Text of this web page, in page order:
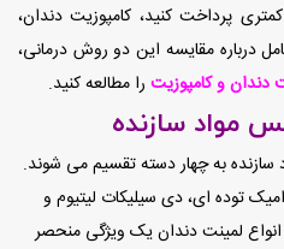
پرداخت کنید، کامپوزیت دندان،
درباره مقایسه این دو روش درمانی،
دندان و کامپوزیت را مطالعه کنید.
مواد سازنده
سازنده به چهار دسته تقسیم می شوند.
توده ای، دی سیلیکات لیتیوم و
لمینت دندان یک ویژگی منحصر